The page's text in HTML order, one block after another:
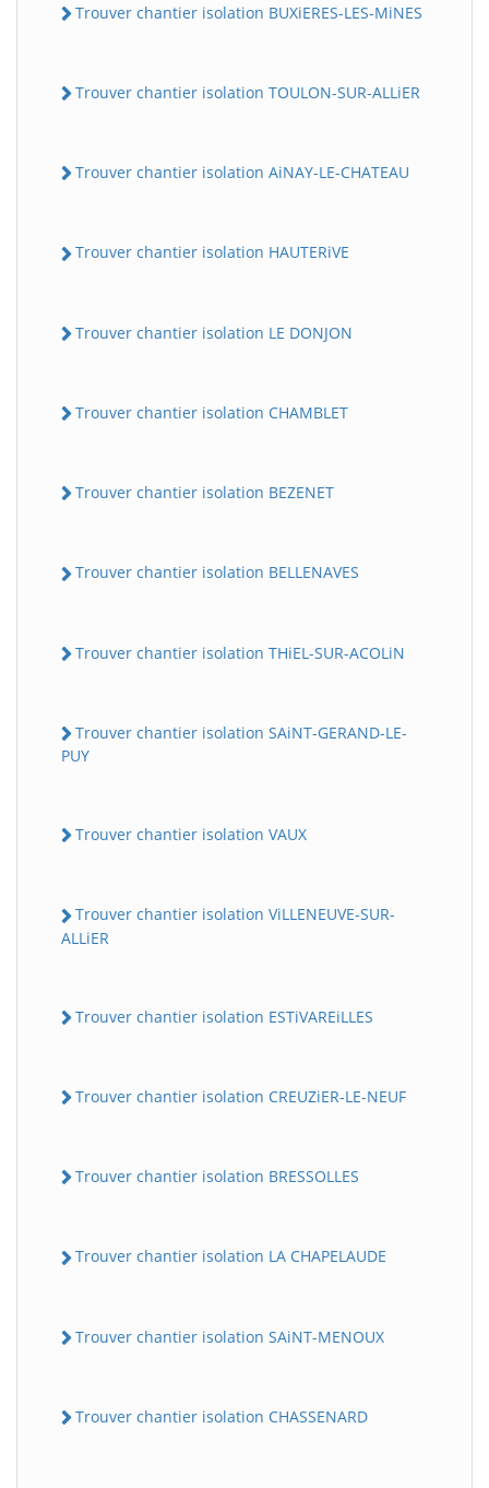
Trouver chantier isolation BUXiERES-LES-MiNES
Trouver chantier isolation TOULON-SUR-ALLiER
Trouver chantier isolation AiNAY-LE-CHATEAU
Trouver chantier isolation HAUTERiVE
Trouver chantier isolation LE DONJON
Trouver chantier isolation CHAMBLET
Trouver chantier isolation BEZENET
Trouver chantier isolation BELLENAVES
Trouver chantier isolation THiEL-SUR-ACOLiN
Trouver chantier isolation SAiNT-GERAND-LE-
PUY
Trouver chantier isolation VAUX
Trouver chantier isolation ViLLENEUVE-SUR-
ALLiER
Trouver chantier isolation ESTiVAREiLLES
Trouver chantier isolation CREUZiER-LE-NEUF
Trouver chantier isolation BRESSOLLES
Trouver chantier isolation LA CHAPELAUDE
Trouver chantier isolation SAiNT-MENOUX
Trouver chantier isolation CHASSENARD